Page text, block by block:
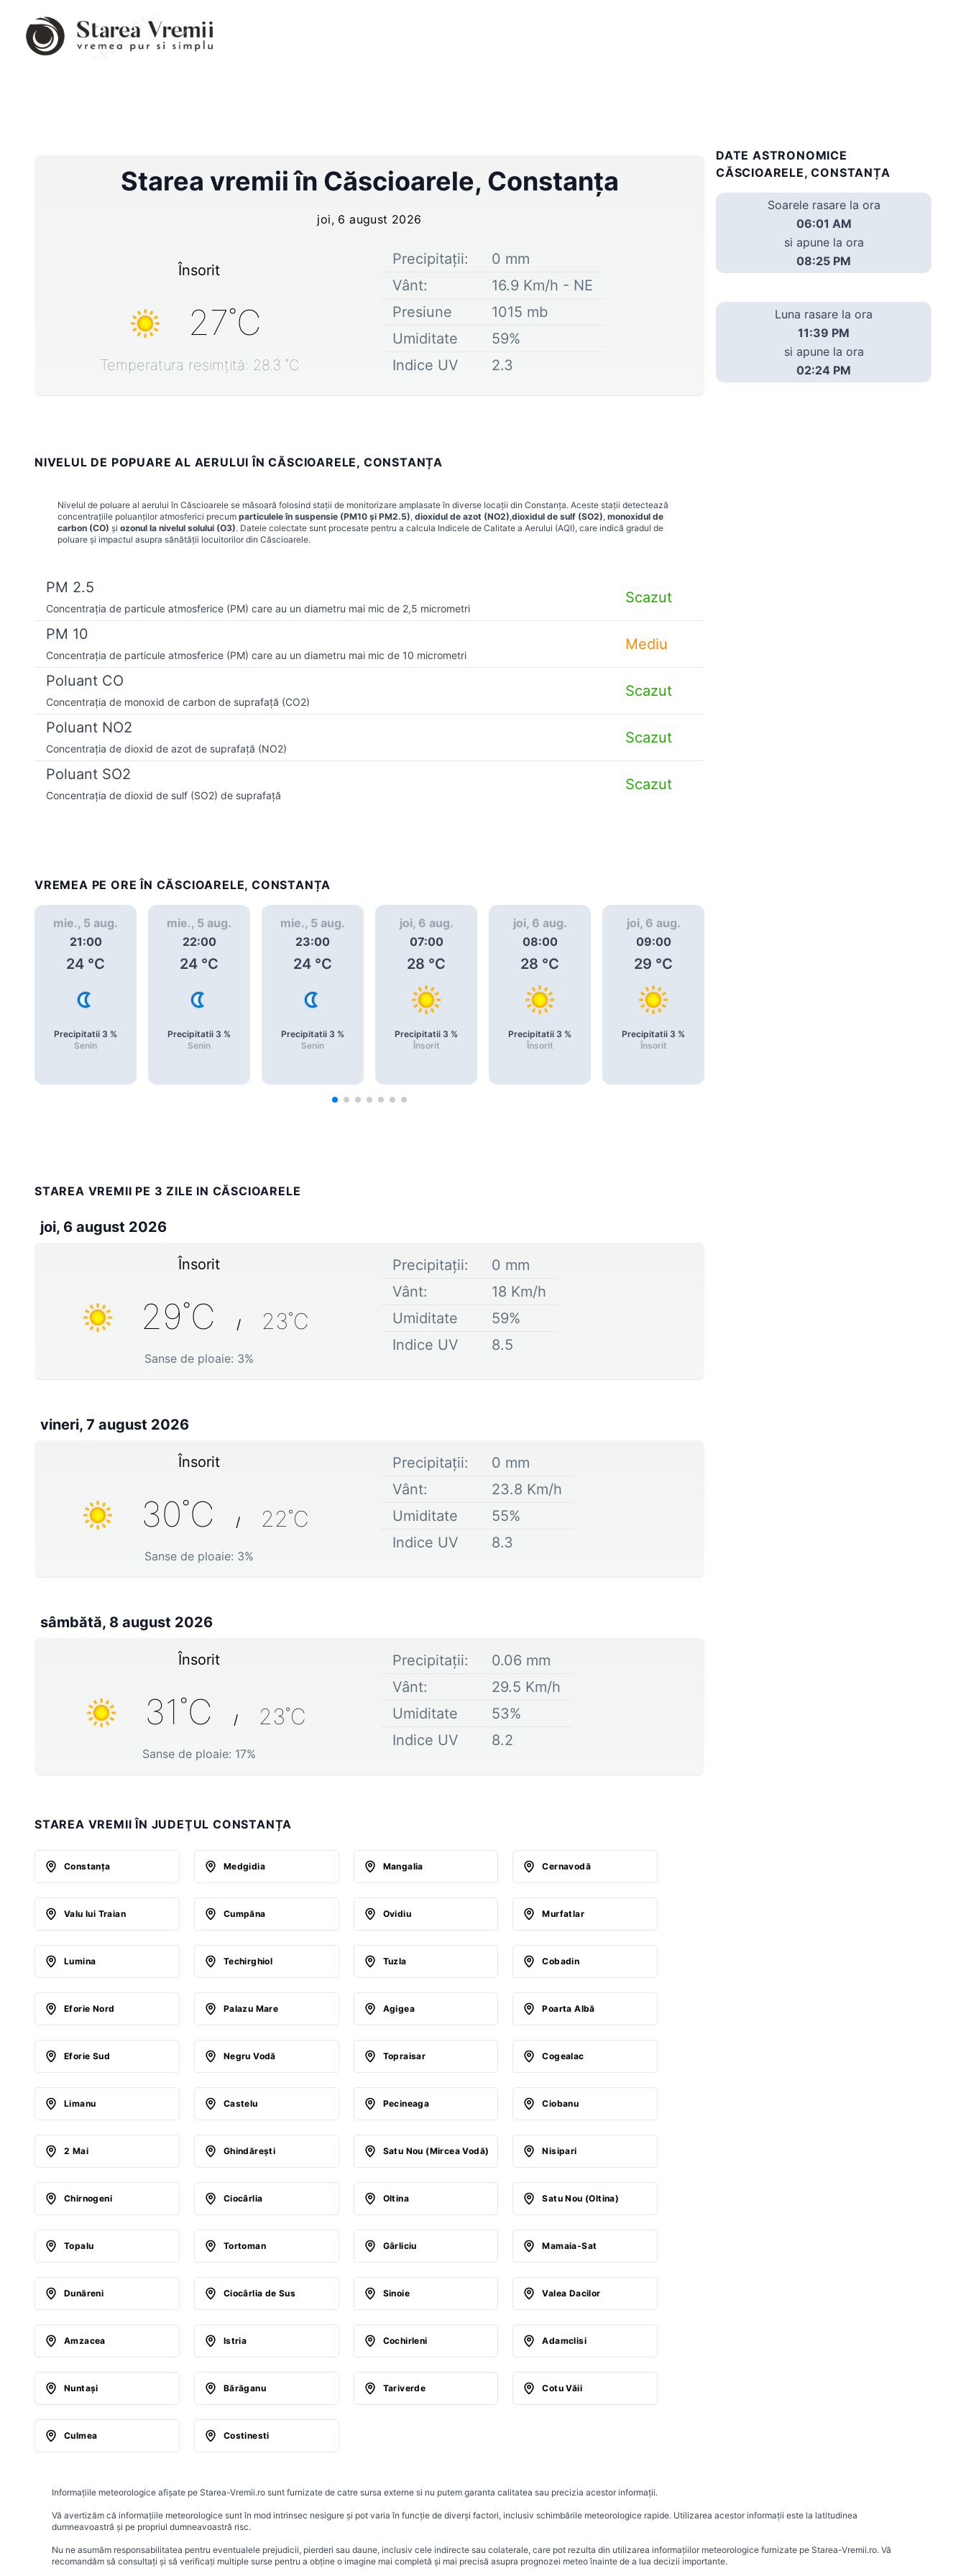
Starea vremii în Căscioarele, Constanța
joi, 6 august 2026
Însorit
27˚C
Temperatura resimțită: 28.3 ˚C
Precipitații: 0 mm
Vânt:
16.9 Km/h - NE
Presiune
1015 mb
Umiditate
59%
Indice UV
2.3
NIVELUL DE POPUARE AL AERULUI ÎN CĂSCIOARELE, CONSTANȚA
Nivelul de poluare al aerului în Căscioarele se măsoară folosind stații de monitorizare amplasate în diverse locații din Constanța. Aceste stații detectează
concentrațiile poluanților atmosferici precum particulele în suspensie (PM10 și PM2.5), dioxidul de azot (NO2),dioxidul de sulf (SO2), monoxidul de
carbon (CO) și ozonul la nivelul solului (O3). Datele colectate sunt procesate pentru a calcula Indicele de Calitate a Aerului (AQI), care indică gradul de
poluare și impactul asupra sănătății locuitorilor din Căscioarele.
PM 2.5
Concentrația de particule atmosferice (PM) care au un diametru mai mic de 2,5 micrometri
Scazut
PM 10
Concentrația de particule atmosferice (PM) care au un diametru mai mic de 10 micrometri
Mediu
Poluant CO
Concentrația de monoxid de carbon de suprafață (CO2)
Scazut
Poluant NO2
Concentrația de dioxid de azot de suprafață (NO2)
Scazut
Poluant SO2
Concentrația de dioxid de sulf (SO2) de suprafață
Scazut
VREMEA PE ORE ÎN CĂSCIOARELE, CONSTANȚA
mie., 5 aug.
21:00
24 °C
Precipitatii 3 %
Senin
mie., 5 aug.
22:00
24 °C
Precipitatii 3 %
Senin
mie., 5 aug.
23:00
24 °C
Precipitatii 3 %
Senin
joi, 6 aug.
07:00
28 °C
Precipitatii 3 %
Însorit
joi, 6 aug.
08:00
28 °C
Precipitatii 3 %
Însorit
joi, 6 aug.
09:00
29 °C
Precipitatii 3 %
Însorit
STAREA VREMII PE 3 ZILE IN CĂSCIOARELE
joi, 6 august 2026
Însorit
29˚C / 23˚C
Sanse de ploaie: 3%
Precipitații: 0 mm
Vânt:
18 Km/h
Umiditate
59%
Indice UV
8.5
vineri, 7 august 2026
Însorit
30˚C / 22˚C
Sanse de ploaie: 3%
Precipitații: 0 mm
Vânt:
23.8 Km/h
Umiditate
55%
Indice UV
8.3
sâmbătă, 8 august 2026
Însorit
31˚C / 23˚C
Sanse de ploaie: 17%
Precipitații: 0.06 mm
Vânt:
29.5 Km/h
Umiditate
53%
Indice UV
8.2
STAREA VREMII ÎN JUDEŢUL CONSTANȚA
DATE ASTRONOMICE
CĂSCIOARELE, CONSTANȚA
Soarele rasare la ora
06:01 AM
si apune la ora
08:25 PM
Luna rasare la ora
11:39 PM
si apune la ora
02:24 PM
Constanţa Medgidia Mangalia Cernavodă
Valu lui Traian Cumpăna Ovidiu Murfatlar
Lumina Techirghiol Tuzla Cobadin
Eforie Nord Palazu Mare Agigea Poarta Albă
Eforie Sud Negru Vodă Topraisar Cogealac
Limanu Castelu Pecineaga Ciobanu
2 Mai Ghindăreşti Satu Nou (Mircea Vodă) Nisipari
Chirnogeni Ciocârlia Oltina Satu Nou (Oltina)
Topalu Tortoman Gârliciu Mamaia-Sat
Dunăreni Ciocârlia de Sus Sinoie Valea Dacilor
Amzacea Istria Cochirleni Adamclisi
Nuntaşi Bărăganu Tariverde Cotu Văii
Culmea Costinesti
Informațiile meteorologice afișate pe Starea-Vremii.ro sunt furnizate de catre sursa externe si nu putem garanta calitatea sau precizia acestor informații.
Vă avertizăm că informațiile meteorologice sunt în mod intrinsec nesigure și pot varia în funcție de diverși factori, inclusiv schimbările meteorologice rapide. Utilizarea acestor informații este la latitudinea
dumneavoastră și pe propriul dumneavoastră risc.
Nu ne asumăm responsabilitatea pentru eventualele prejudicii, pierderi sau daune, inclusiv cele indirecte sau colaterale, care pot rezulta din utilizarea informațiilor meteorologice furnizate pe Starea-Vremii.ro. Vă
recomandăm să consultați și să verificați multiple surse pentru a obține o imagine mai completă și mai precisă asupra prognozei meteo înainte de a lua decizii importante.